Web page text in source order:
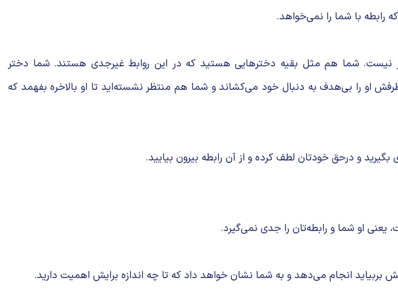
با شما را نمی‌خواهد.
شما هم مثل بقیه دخترهایی هستید که در این روابط غیرجدی هستند. شما دختر
او را بی‌هدف به دنبال خود می‌کشاند و شما هم منتظر نشسته‌اید تا او بالاخره بفهمد که
و درحق خودتان لطف کرده و از آن رابطه بیرون بیایید.
یعنی او شما و رابطه‌تان را جدی نمی‌گیرد.
بربیاید انجام می‌دهد و به شما نشان خواهد داد که تا چه اندازه برایش اهمیت دارید.